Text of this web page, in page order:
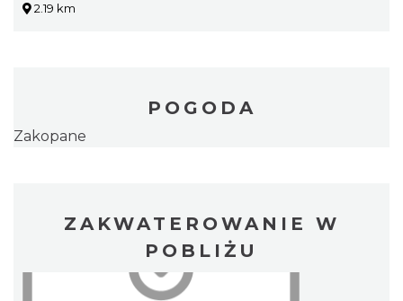
2.19 km
POGODA
Zakopane
ZAKWATEROWANIE W
POBLIŻU